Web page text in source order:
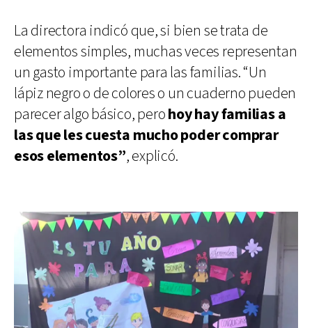
La directora indicó que, si bien se trata de
elementos simples, muchas veces representan
un gasto importante para las familias. “Un
lápiz negro o de colores o un cuaderno pueden
parecer algo básico, perohoy hay familias a
las que les cuesta mucho poder comprar
esos elementos”, explicó.